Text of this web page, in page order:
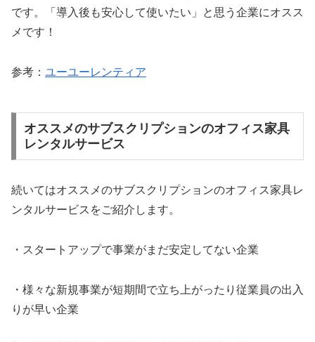
です。「導入後も安心して使いたい」と思う企業にオスス
メです！
参考： ユーユーレンティア
オススメのサブスクリプションのオフィス家具
レンタルサービス
続いてはオススメのサブスクリプションのオフィス家具レ
ンタルサービスをご紹介します。
・スタートアップで事業がまだ安定してない企業
・様々な新規事業が短期間で立ち上がったり従業員の出入
りが早い企業